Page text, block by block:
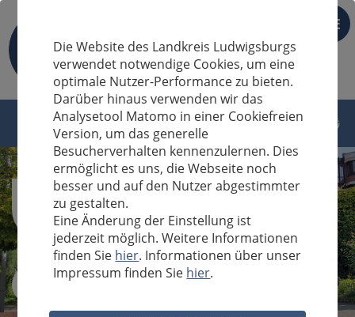
DE
Sucheingabe
Die Website des Landkreis Ludwigsburgs
verwendet notwendige Cookies, um eine
optimale Nutzer-Performance zu bieten.
Darüber hinaus verwenden wir das
Analysetool Matomo in einer Cookiefreien
Version, um das generelle
Besucherverhalten kennenzulernen. Dies
ermöglicht es uns, die Webseite noch
besser und auf den Nutzer abgestimmter
zu gestalten.
Eine Änderung der Einstellung ist
jederzeit möglich. Weitere Informationen
finden Sie hier. Informationen über unser
Impressum finden Sie hier.